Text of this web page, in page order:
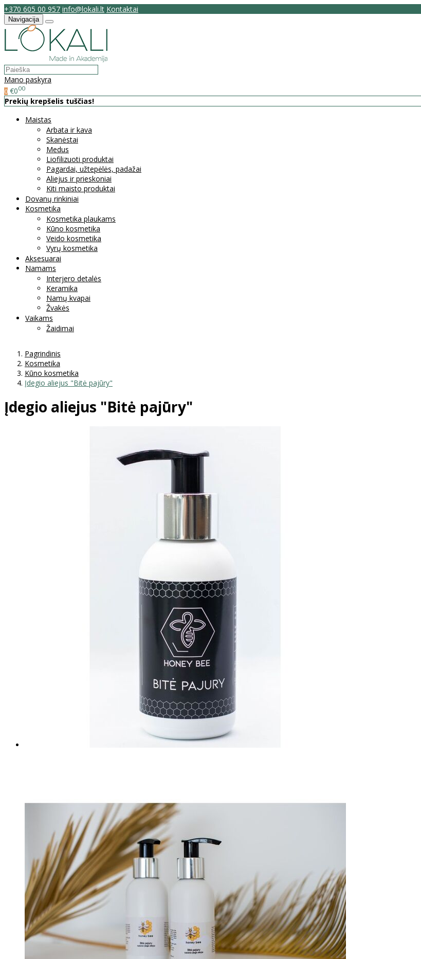
+370 605 00 957 info@lokali.lt Kontaktai
Navigacija
Mano paskyra
0 €000
Prekių krepšelis tuščias!
Maistas
Arbata ir kava
Skanėstai
Medus
Liofilizuoti produktai
Pagardai, užtepėlės, padažai
Aliejus ir prieskoniai
Kiti maisto produktai
Dovanų rinkiniai
Kosmetika
Kosmetika plaukams
Kūno kosmetika
Veido kosmetika
Vyrų kosmetika
Aksesuarai
Namams
Interjero detalės
Keramika
Namų kvapai
Žvakės
Vaikams
Žaidimai
Pagrindinis
Kosmetika
Kūno kosmetika
Įdegio aliejus "Bitė pajūry"
Įdegio aliejus "Bitė pajūry"